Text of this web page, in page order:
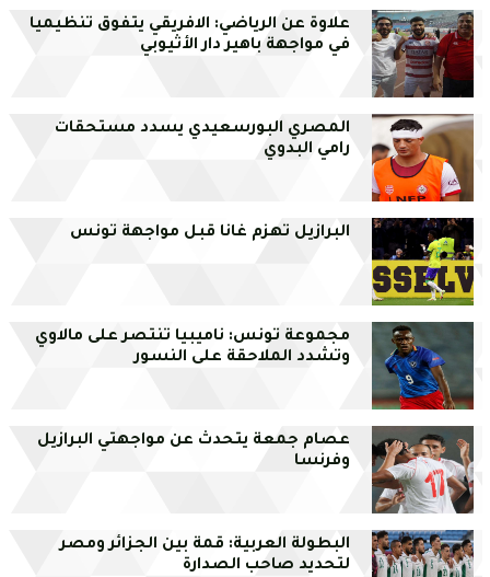
علاوة عن الرياضي: الافريقي يتفوق تنظيميا
في مواجهة باهير دار الأثيوبي
المصري البورسعيدي يسدد مستحقات
رامي البدوي
البرازيل تهزم غانا قبل مواجهة تونس
مجموعة تونس: ناميبيا تنتصر على مالاوي
وتشدد الملاحقة على النسور
عصام جمعة يتحدث عن مواجهتي البرازيل
وفرنسا
البطولة العربية: قمة بين الجزائر ومصر
لتحديد صاحب الصدارة